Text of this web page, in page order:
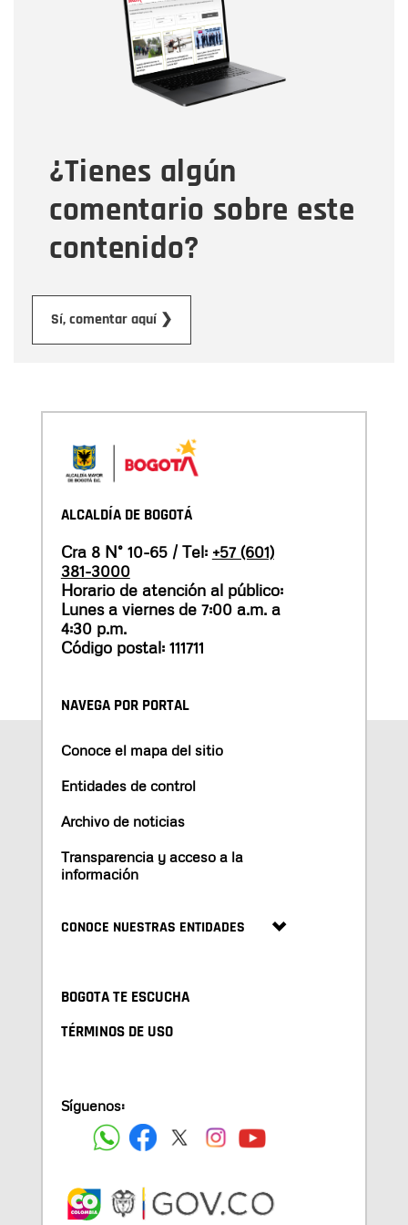
¿Tienes algún
comentario sobre este
contenido?
Sí, comentar aquí ❯
Correo electrónico
Tipo de comentario
Mensaje
ALCALDÍA DE BOGOTÁ
Cra 8 N° 10-65 / Tel: +57 (601)
381-3000
Horario de atención al público:
Lunes a viernes de 7:00 a.m. a
4:30 p.m.
Código postal: 111711
NAVEGA POR PORTAL
Conoce el mapa del sitio
Entidades de control
Archivo de noticias
Transparencia y acceso a la
información
CONOCE NUESTRAS ENTIDADES
BOGOTA TE ESCUCHA
TÉRMINOS DE USO
Síguenos: